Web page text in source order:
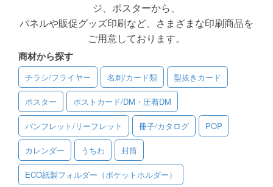
フルデザイン
データ修正
写真からイラスト作成
デザイン制作例
ご利用料金
ご利用ガイド
ご利用の流れ
ご注文方法について
ジ、ポスターから、
パネルや販促グッズ印刷など、さまざまな印刷商品を
ご用意しております。
商材から探す
チラシ/フライヤー 名刺/カード類 型抜きカード
ポスター ポストカード/DM・圧着DM
パンフレット/リーフレット 冊子/カタログ POP
カレンダー うちわ 封筒
ECO紙製フォルダー（ポケットホルダー）